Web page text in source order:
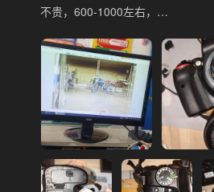
不贵，600-1000左右，…